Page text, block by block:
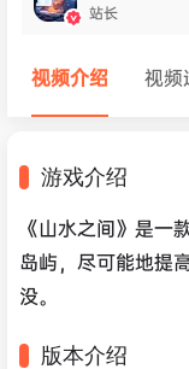
站长
视频介绍 视频
游戏介绍
《山水之间》是一
岛屿，尽可能地提
没。
版本介绍